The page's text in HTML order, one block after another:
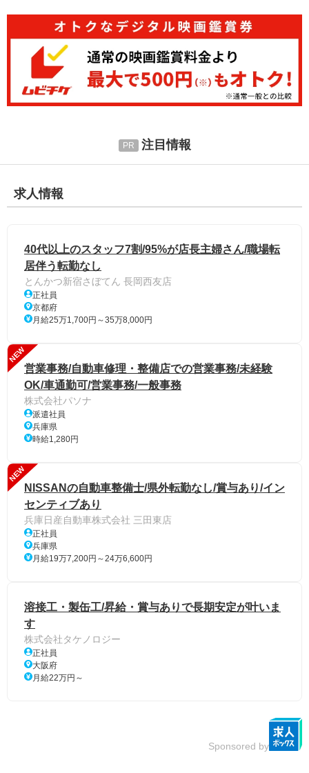
注目情報
求人情報
40代以上のスタッフ7割/95%が店長主婦さん/職場転
居伴う転勤なし
とんかつ新宿さぼてん 長岡西友店
正社員
京都府
月給25万1,700円～35万8,000円
NEW
営業事務/自動車修理・整備店での営業事務/未経験
OK/車通勤可/営業事務/一般事務
株式会社パソナ
派遣社員
兵庫県
時給1,280円
NEW
NISSANの自動車整備士/県外転勤なし/賞与あり/イン
センティブあり
兵庫日産自動車株式会社 三田東店
正社員
兵庫県
月給19万7,200円～24万6,600円
溶接工・製缶工/昇給・賞与ありで長期安定が叶いま
す
株式会社タケノロジー
正社員
大阪府
月給22万円～
Sponsored by